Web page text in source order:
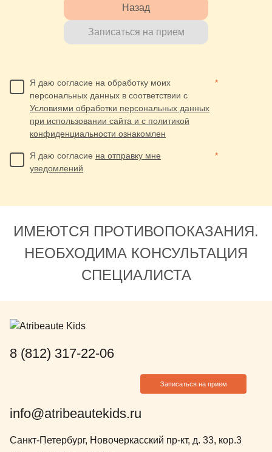
Назад
Записаться на прием
Я даю согласие на обработку моих
персональных данных в соответствии с
Условиями обработки персональных данных
при использовании сайта и с политикой
конфиденциальности ознакомлен
*
Я даю согласие на отправку мне
уведомлений
*
ИМЕЮТСЯ ПРОТИВОПОКАЗАНИЯ.
НЕОБХОДИМА КОНСУЛЬТАЦИЯ
СПЕЦИАЛИСТА
8 (812) 317-22-06
Записаться на прием
info@atribeautekids.ru
Санкт-Петербург, Новочеркасский пр-кт, д. 33, кор.3